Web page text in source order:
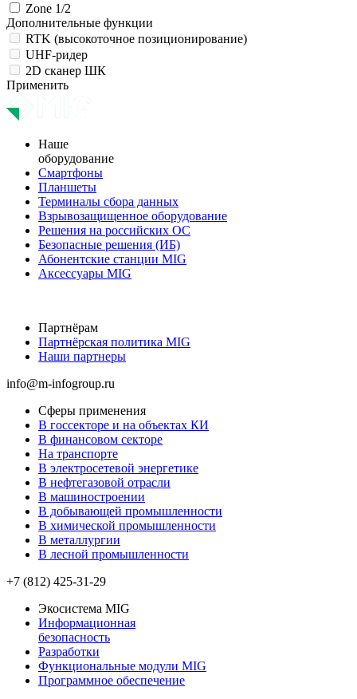
Zone 1/2
Дополнительные функции
RTK (высокоточное позиционирование)
UHF-ридер
2D сканер ШК
Применить
Наше
оборудование
Смартфоны
Планшеты
Терминалы сбора данных
Взрывозащищенное оборудование
Решения на российских ОС
Безопасные решения (ИБ)
Абонентские станции MIG
Аксессуары MIG
Партнёрам
Партнёрская политика MIG
Наши партнеры
info@m-infogroup.ru
Сферы применения
В госсекторе и на объектах КИ
В финансовом секторе
На транспорте
В электросетевой энергетике
В нефтегазовой отрасли
В машиностроении
В добывающей промышленности
В химической промышленности
В металлургии
В лесной промышленности
+7 (812) 425-31-29
Экосистема MIG
Информационная
безопасность
Разработки
Функциональные модули MIG
Программное обеспечение